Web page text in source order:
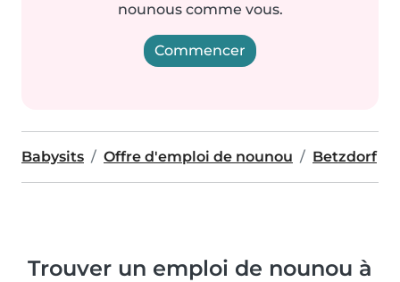
nounous comme vous.
Commencer
Babysits Offre d'emploi de nounou Betzdorf
Trouver un emploi de nounou à